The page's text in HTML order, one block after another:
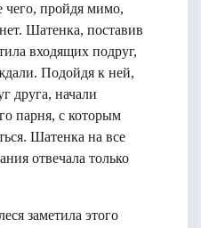
пройдя мимо,
Шатенка, поставив
входящих подруг,
Подойдя к ней,
друга, начали
парня, с которым
Шатенка на все
отвечала только
заметила этого